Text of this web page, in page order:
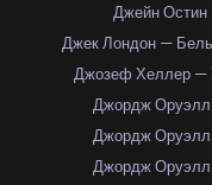
Джейн Остин
Джек Лондон —
Джозеф Хеллер —
Джордж
Джордж
Джордж